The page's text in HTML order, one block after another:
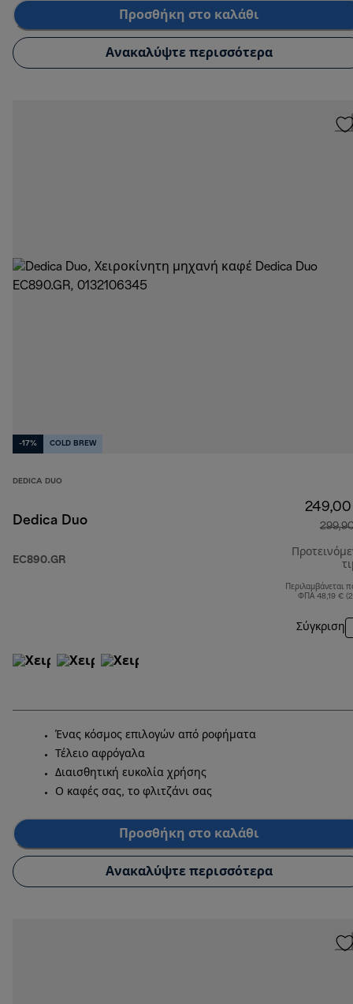
Προσθήκη στο καλάθι
Ανακαλύψτε περισσότερα
-17% COLD BREW
DEDICA DUO
Dedica Duo
EC890.GR
Περιλαμβάνεται
ΦΠΑ 48,19 €
Σύγκριση
Ένας κόσμος επιλογών από ροφήματα
Τέλειο αφρόγαλα
Διαισθητική ευκολία χρήσης
Ο καφές σας, το φλιτζάνι σας
Προσθήκη στο καλάθι
Ανακαλύψτε περισσότερα